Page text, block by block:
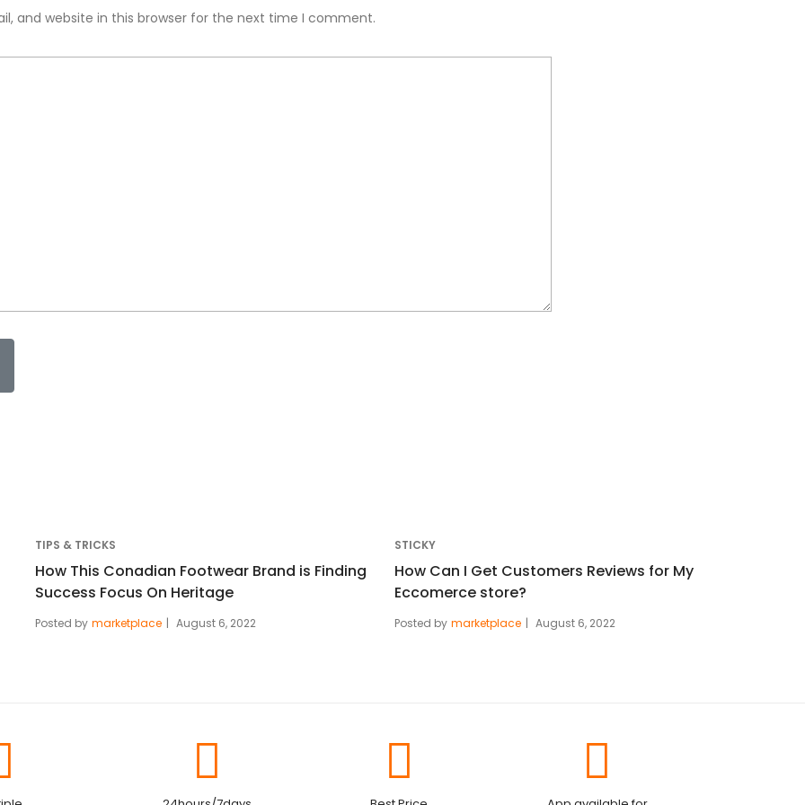
and website in this browser for the next time I comment.
TIPS & TRICKS
How This Conadian Footwear Brand is Finding
Success Focus On Heritage
Posted by marketplace August 6, 2022
STICKY
How Can I Get Customers Reviews for My
Eccomerce store?
Posted by marketplace August 6, 2022